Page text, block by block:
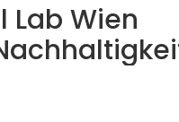
Lab Wien